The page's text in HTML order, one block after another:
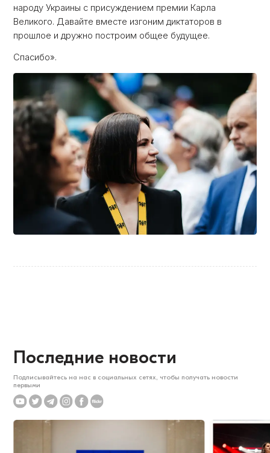
народу Украины с присуждением премии Карла
Великого. Давайте вместе изгоним диктаторов в
прошлое и дружно построим общее будущее.
Спасибо».
Последние новости
Подписывайтесь на нас в социальных сетях, чтобы получать новости
первыми